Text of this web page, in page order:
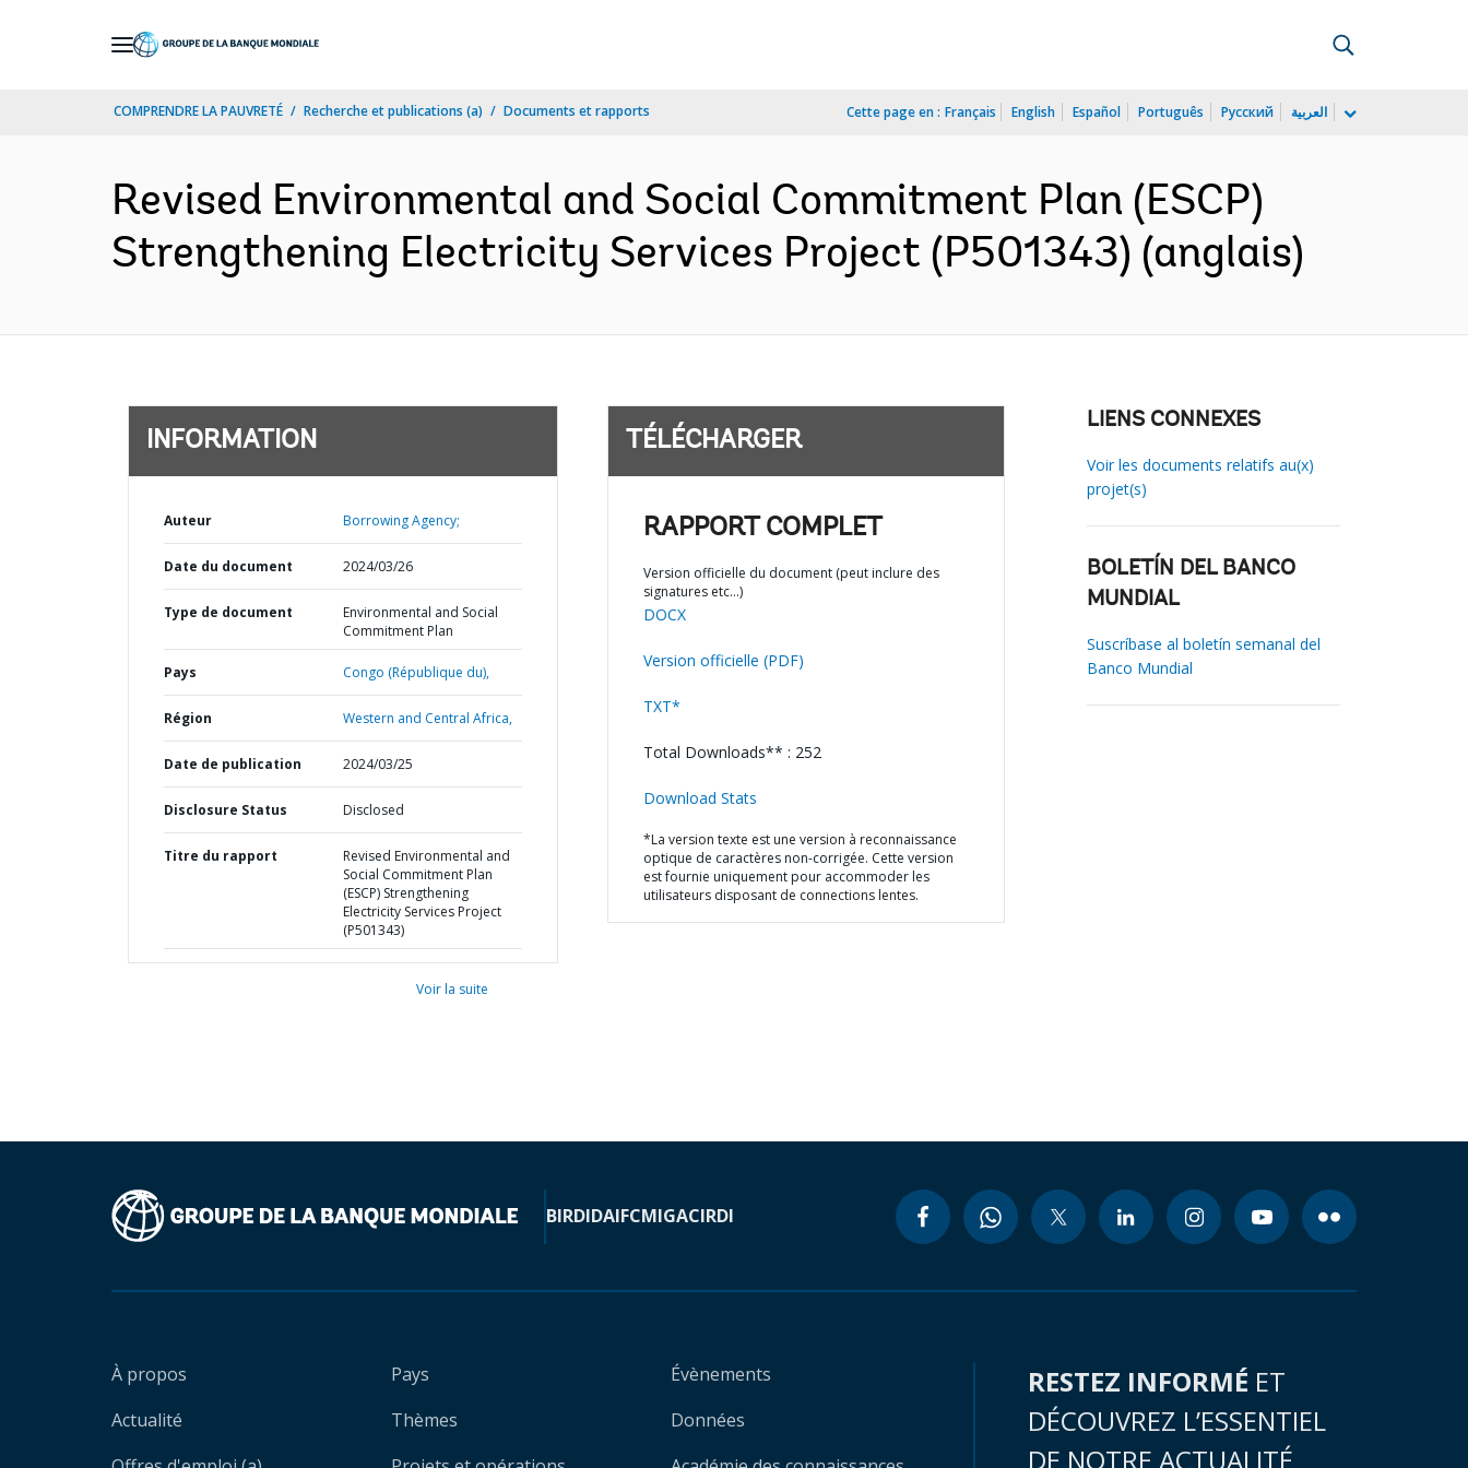
COMPRENDRE LA PAUVRETÉ Recherche et publications (a) Documents et rapports Cette page en : Français English Español Português Русский العربية
Revised Environmental and Social Commitment Plan (ESCP)
Strengthening Electricity Services Project (P501343) (anglais)
INFORMATION
Auteur Borrowing Agency;
Date du document 2024/03/26
Type de document
Environmental and Social
Commitment Plan
Pays Congo (République du),
Région Western and Central Africa,
Date de publication 2024/03/25
Disclosure Status Disclosed
Titre du rapport
Revised Environmental and
Social Commitment Plan
(ESCP) Strengthening
Electricity Services Project
(P501343)
Voir la suite
TÉLÉCHARGER
RAPPORT COMPLET
Version officielle du document (peut inclure des
signatures etc…)
DOCX
Version officielle (PDF)
TXT*
Total Downloads** : 252
Download Stats
*La version texte est une version à reconnaissance
optique de caractères non-corrigée. Cette version
est fournie uniquement pour accommoder les
utilisateurs disposant de connections lentes.
LIENS CONNEXES
Voir les documents relatifs au(x)
projet(s)
BOLETÍN DEL BANCO
MUNDIAL
Suscríbase al boletín semanal del
Banco Mundial
BIRDIDAIFCMIGACIRDI
À propos
Actualité
Pays
Thèmes
Évènements
Données
RESTEZ INFORMÉ ET
DÉCOUVREZ L’ESSENTIEL
DE NOTRE ACTUALITÉ